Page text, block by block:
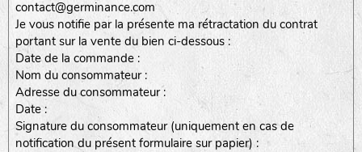
contact@germinance.com
Je vous notifie par la présente ma rétractation du contrat
portant sur la vente du bien ci-dessous :
Date de la commande :
Nom du consommateur :
Adresse du consommateur :
Date :
Signature du consommateur (uniquement en cas de
notification du présent formulaire sur papier) :